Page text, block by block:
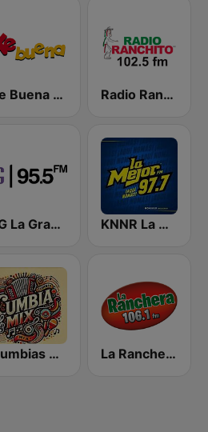
Ke Buena 92.9 FM Radio Ranchito
LG La Grande KNNR La Mejor 97.7 FM
Cumbias Mix La Ranchera 106.1 FM